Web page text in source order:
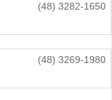
(48) 3282-1650
(48) 3269-1980